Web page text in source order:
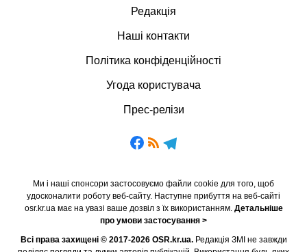
Редакція
Наші контакти
Політика конфіденційності
Угода користувача
Прес-релізи
Ми і наші спонсори застосовуємо файли cookie для того, щоб
удосконалити роботу веб-сайту. Наступне прибуття на веб-сайті
osr.kr.ua має на увазі ваше дозвіл з їх використанням. Детальніше
про умови застосування >
Всі права захищені © 2017-2026 OSR.kr.ua.Редакція ЗМІ не завжди